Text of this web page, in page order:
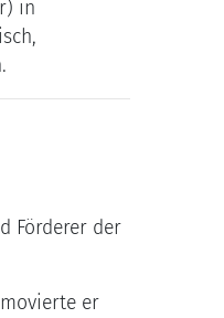
in
Förderer der
er